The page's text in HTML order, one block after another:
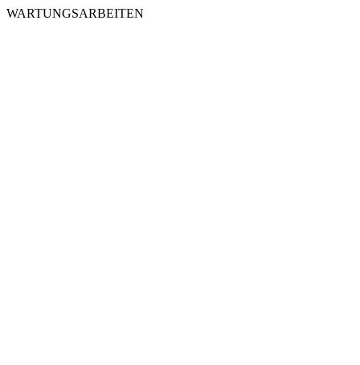
WARTUNGSARBEITEN